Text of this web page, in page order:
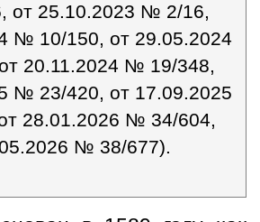
от 25.10.2023 № 2/16,
№ 10/150, от 29.05.2024
20.11.2024 № 19/348,
№ 23/420, от 17.09.2025
28.01.2026 № 34/604,
№ 38/677).